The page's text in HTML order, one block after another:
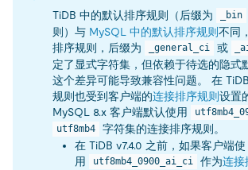
TiDB 中的默认排序规则（后缀为 _bin
则）与 MySQL 中的默认排序规则不同
排序规则，后缀为
_general_ci 或
定了显式字符集，但依赖于待选的隐式
这个差异可能导致兼容性问题。 在
规则也受到客户端的连接排序规则设置
MySQL 8.x 客户端默认使用
utf8mb4
字符集的连接排序规则。
在 TiDB v7.4.0 之前，如果客户端使
用
utf8mb4_0900_ai_ci 作为连接